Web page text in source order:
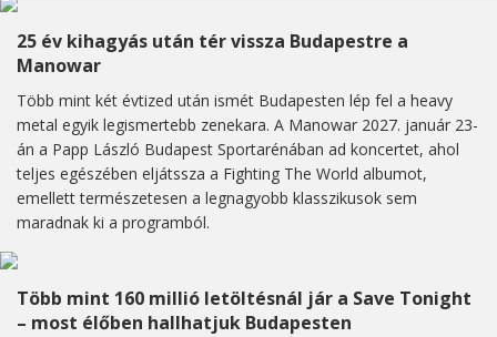
25 év kihagyás után tér vissza Budapestre a
Manowar
Több mint két évtized után ismét Budapesten lép fel a heavy
metal egyik legismertebb zenekara. A Manowar 2027. január 23-
án a Papp László Budapest Sportarénában ad koncertet, ahol
teljes egészében eljátssza a Fighting The World albumot,
emellett természetesen a legnagyobb klasszikusok sem
maradnak ki a programból.
Több mint 160 millió letöltésnál jár a Save Tonight
– most élőben hallhatjuk Budapesten